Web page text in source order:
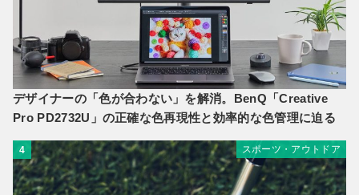
デザイナーの「色が合わない」を解消。BenQ「Creative
Pro PD2732U」の正確な色再現性と効率的な色管理に迫る
4 スポーツ・アウトドア